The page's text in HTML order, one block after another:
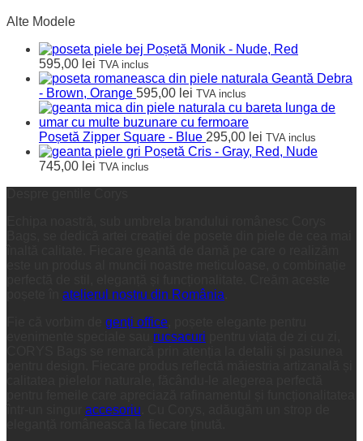
Alte Modele
Poșetă Monik - Nude, Red
595,00 lei TVA inclus
Geantă Debra
- Brown, Orange 595,00 lei TVA inclus
Poșetă Zipper Square - Blue 295,00 lei TVA inclus
Poșetă Cris - Gray, Red, Nude
745,00 lei TVA inclus
atelierul nostru din România
genți office
rucsacuri
accesoriu